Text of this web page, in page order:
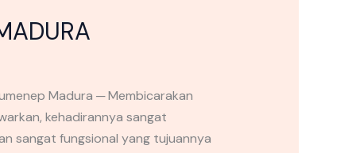
Madura ─ Membicarakan
kehadirannya sangat
sangat fungsional yang tujuannya